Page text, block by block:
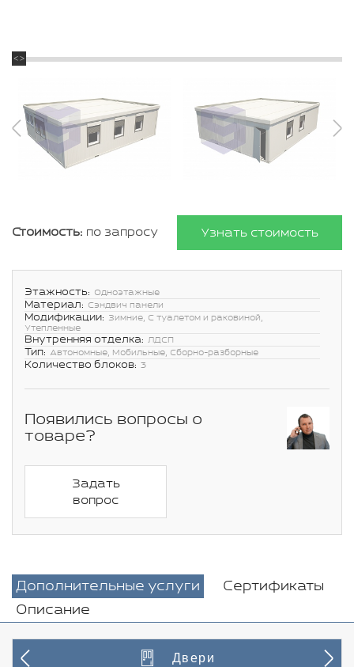
Стоимость: по запросу Узнать стоимость
Этажность: Одноэтажные
Материал: Сэндвич панели
Модификации: Зимние, С туалетом и раковиной,
Утепленные
Внутренняя отделка: ЛДСП
Тип: Автономные, Мобильные, Сборно-разборные
Количество блоков: 3
Появились вопросы о
товаре?
Задать
вопрос
Дополнительные услуги
Сертификаты
Описание
Двери